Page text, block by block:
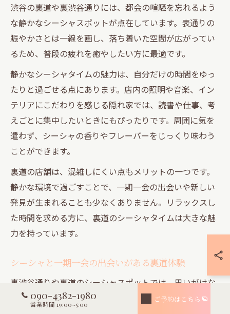
渋谷の裏道や裏渋谷通りには、都会の喧騒を忘れるよう
な静かなシーシャスポットが点在しています。表通りの
賑やかさとは一線を画し、落ち着いた空間が広がってい
るため、普段の疲れを癒やしたい方に最適です。
静かなシーシャタイムの魅力は、自分だけの時間をゆっ
たりと過ごせる点にあります。店内の照明や音楽、イン
テリアにこだわりを感じる隠れ家では、読書や仕事、考
えごとに集中したいときにもぴったりです。周囲に気を
遣わず、シーシャの香りやフレーバーをじっくり味わう
ことができます。
裏道の店舗は、混雑しにくい点もメリットの一つです。
静かな環境で過ごすことで、一期一会の出会いや新しい
発見が生まれることも少なくありません。リラックスし
た時間を求める方に、裏道のシーシャタイムは大きな魅
力を持っています。
シーシャと一期一会の出会いがある裏道体験
裏渋谷通りや裏道のシーシャスポットでは、思いがけな
い出会いや一期一会の体験が待っています。常連客やス
090-4382-1980
営業時間 19:00~5:00
ご予約はこちら